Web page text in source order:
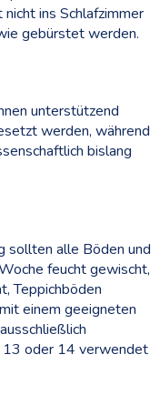
ins Schlafzimmer
gebürstet werden.
unterstützend
werden, während
bislang
sollten alle Böden und
feucht gewischt,
Teppichböden
einem geeigneten
oder 14 verwendet